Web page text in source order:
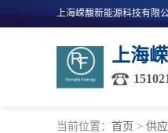
上海
当前位置： 首页 > 供